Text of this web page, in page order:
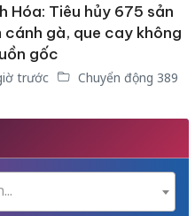
Hóa: Tiêu hủy 675 sản
cánh gà, que cay không
gốc
trước Chuyển động 389